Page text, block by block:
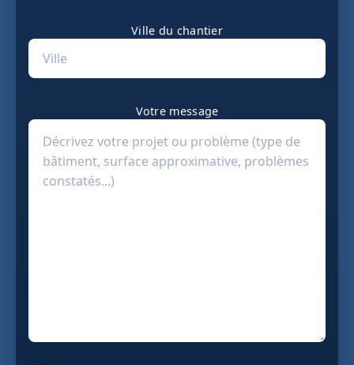
Ville du chantier
Votre message